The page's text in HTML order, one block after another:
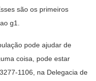
são os primeiros
g1.
pode ajudar de
coisa, pode estar
1106, na Delegacia de